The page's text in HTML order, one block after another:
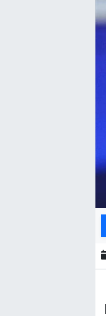
RESMİ İLAN